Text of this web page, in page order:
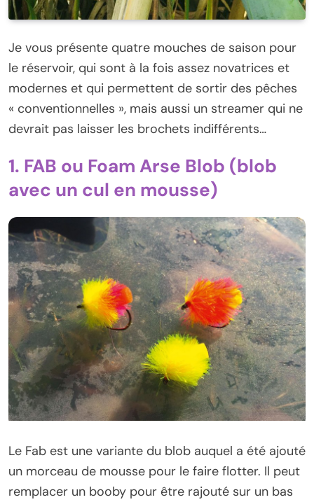
Je vous présente quatre mouches de saison pour
le réservoir, qui sont à la fois assez novatrices et
modernes et qui permettent de sortir des pêches
« conventionnelles », mais aussi un streamer qui ne
devrait pas laisser les brochets indifférents…
1. FAB ou Foam Arse Blob (blob
avec un cul en mousse)
Le Fab est une variante du blob auquel a été ajouté
un morceau de mousse pour le faire flotter. Il peut
remplacer un booby pour être rajouté sur un bas